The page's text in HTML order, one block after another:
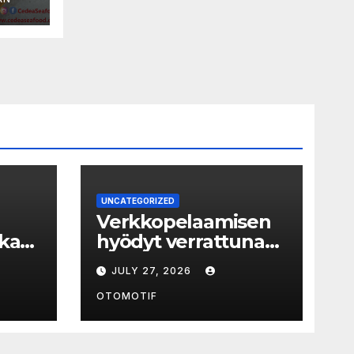
UNCATEGORIZED
Verkkopelaamisen
hyödyt verrattuna
perinteisiin
pelipaikkoihin
JULY 27, 2026
OTOMOTIF